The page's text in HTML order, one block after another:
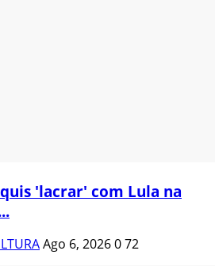
'lacrar' com Lula na
Ago 6, 2026072